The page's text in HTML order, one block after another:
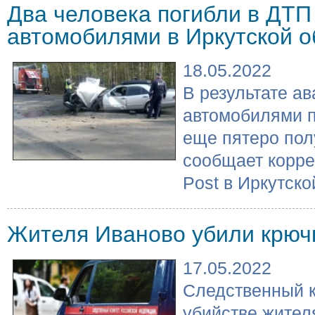
Два человека погибли в
автомобилями в Иркутской
18.05.2022
В результате
автомобилями
еще пятеро
сообщает
Post в
Жителя Иваново убили
17.05.2022
Следственный